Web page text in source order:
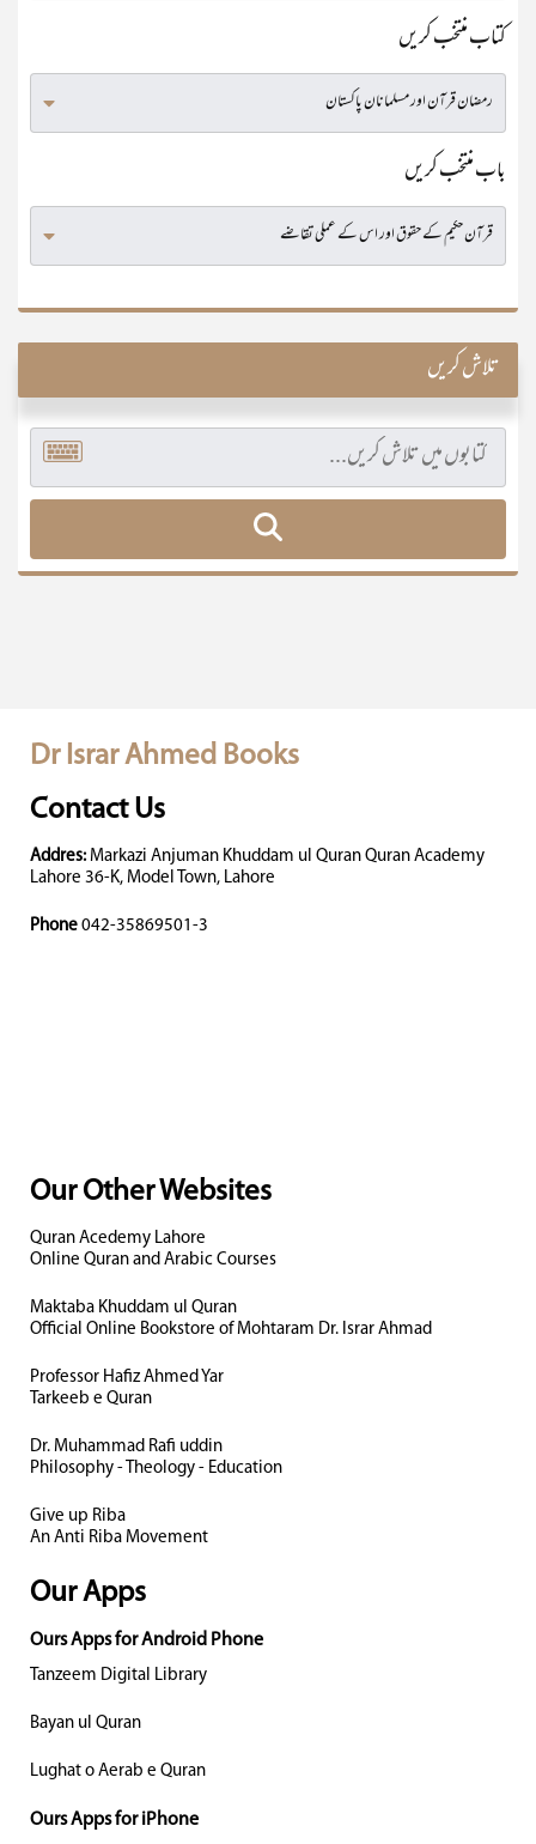
کتاب منتخب کریں
باب منتخب کریں
تلاش کریں
Dr Israr Ahmed Books
Contact Us
Addres: Markazi Anjuman Khuddam ul Quran Quran Academy
Lahore 36-K, Model Town, Lahore
Phone 042-35869501-3
Our Other Websites
Quran Acedemy Lahore
Online Quran and Arabic Courses
Maktaba Khuddam ul Quran
Official Online Bookstore of Mohtaram Dr. Israr Ahmad
Professor Hafiz Ahmed Yar
Tarkeeb e Quran
Dr. Muhammad Rafi uddin
Philosophy - Theology - Education
Give up Riba
An Anti Riba Movement
Our Apps
Ours Apps for Android Phone
Tanzeem Digital Library
Bayan ul Quran
Lughat o Aerab e Quran
Ours Apps for iPhone